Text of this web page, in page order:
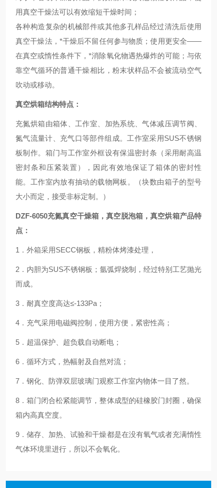
用真空干燥法可以有效缩短干燥时间；
各种构造复杂的机械部件或其他多孔样品经过清洗后使用
真空干燥法，*干燥后不留任何参与物质；使用更安全――
在真空或惰性条件下，*消除氧化物遇热爆炸的可能； 与依
靠空气循环的普通干燥相比，粉末状样品不会被流动空气
吹动或移动。
真空烘箱结构特点：
充氮烘箱由箱体、工作室、加热系统、气体减压调节阀、
氮气流量计、充气口等部件组成。工作室采用SUS不锈钢
板制作。箱门与工作室外框设有保温密封条（采用耐高温
密封条和压紧装置），因此有效地保证了箱体的密封性
能。工作室内放有抽动的载物网板。（块数由箱子的型号
大小而定，接受非标定制。）
DZF-6050充氮真空干燥箱，真空脱泡箱，真空烘箱产品特
点：
1 ．外箱采用SECC钢板，精粉体烤漆处理，
2 ． 内胆为SUS不锈钢板；氩弧焊烧制，经过特别工艺抛光
而成。
3 ．耐真空度高达≤-133Pa ；
4 ．充气采用电磁阀控制，使用方便，紧密性高；
5 ．超温保护、超负载自动断电；
6 ．循环方式，热幅射及自然对流；
7 ．钢化、防弹双层玻璃门观察工作室内物体一目了然。
8 ．箱门闭合松紧能调节，整体成型的硅橡胶门封圈，确保
箱内高真空度。
9 ．储存、加热、试验和干燥都是在没有氧气或者充满惰性
气体环境里进行，所以不会氧化。